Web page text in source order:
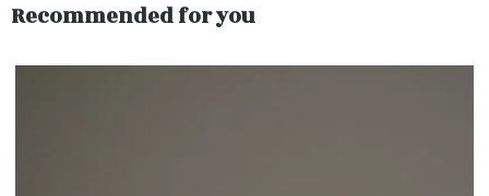
Recommended for you